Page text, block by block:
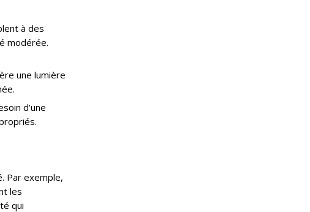
à des
modérée.
une lumière
d’une
Par exemple,
les
qui